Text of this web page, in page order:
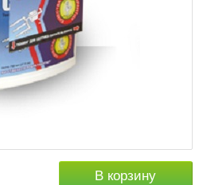
В корзину